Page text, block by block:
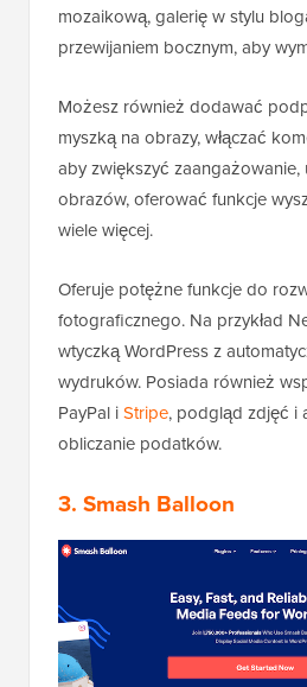
mozaikową, galerię w stylu
przewijaniem bocznym, aby
Możesz również dodawać
myszką na obrazy, włączać
aby zwiększyć
obrazów, oferować funkcje
wiele więcej.
Oferuje potężne funkcje do
fotograficznego. Na przykład
wtyczką WordPress z
wydruków. Posiada również
PayPal iStripe, podgląd zdjęć i
obliczanie podatków.
3. Smash Balloon